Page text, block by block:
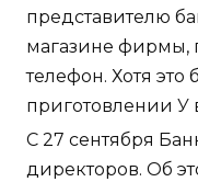
представителю
магазине
телефон. Хотя это
приготовлении У
С 27 сентября
директоров. Об